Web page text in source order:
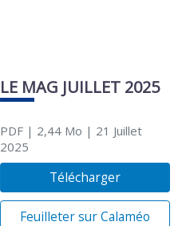
LE MAG JUILLET 2025
PDF| 2,44 Mo | 21 Juillet
2025
Télécharger
Feuilleter sur Calaméo